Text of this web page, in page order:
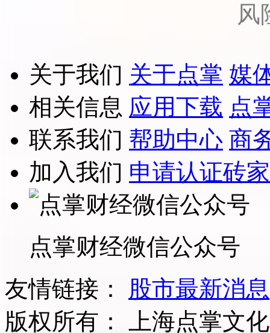
风
关于我们 关于点掌 媒
相关信息 应用下载 点
联系我们 帮助中心 商
加入我们 申请认证砖家
点掌财经微信公众号
友情链接：
股市最新消息
版权所有：
上海点掌文